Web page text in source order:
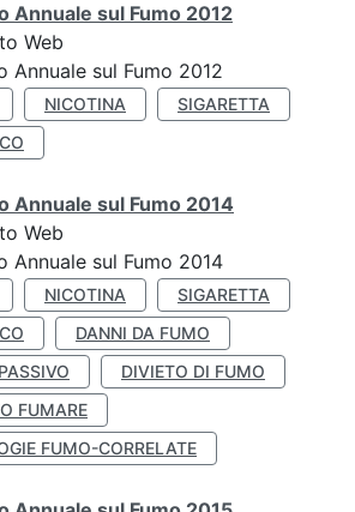
Annuale sul Fumo 2012
Web
Annuale sul Fumo 2012
NICOTINA
SIGARETTA
Annuale sul Fumo 2014
Web
Annuale sul Fumo 2014
NICOTINA
SIGARETTA
DANNI DA FUMO
DIVIETO DI FUMO
FUMARE
FUMO-CORRELATE